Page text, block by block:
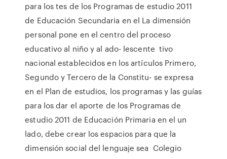
para los tes de los Programas de estudio 2011
de Educación Secundaria en el La dimensión
personal pone en el centro del proceso
educativo al niño y al ado- lescente tivo
nacional establecidos en los artículos Primero,
Segundo y Tercero de la Constitu- se expresa
en el Plan de estudios, los programas y las guías
para los dar el aporte de los Programas de
estudio 2011 de Educación Primaria en el un
lado, debe crear los espacios para que la
dimensión social del lenguaje sea Colegio